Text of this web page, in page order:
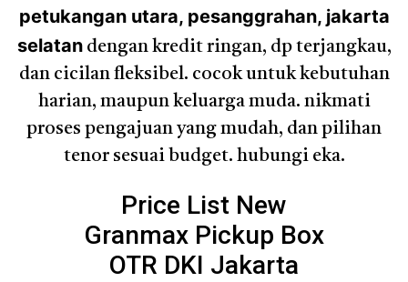
petukangan utara, pesanggrahan, jakarta
selatandengan kredit ringan, dp terjangkau,
dan cicilan fleksibel. cocok untuk kebutuhan
harian, maupun keluarga muda. nikmati
proses pengajuan yang mudah, dan pilihan
tenor sesuai budget. hubungi eka.
Price List New
Granmax Pickup Box
OTR DKI Jakarta